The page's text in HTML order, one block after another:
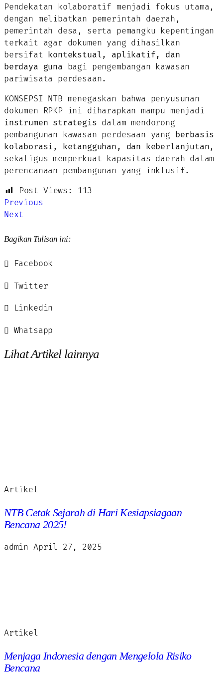
Pendekatan kolaboratif menjadi fokus utama,
dengan melibatkan pemerintah daerah,
pemerintah desa, serta pemangku kepentingan
terkait agar dokumen yang dihasilkan
bersifat kontekstual, aplikatif, dan
berdaya guna bagi pengembangan kawasan
pariwisata perdesaan.
KONSEPSI NTB menegaskan bahwa penyusunan
dokumen RPKP ini diharapkan mampu menjadi
instrumen strategis dalam mendorong
pembangunan kawasan perdesaan yang berbasis
kolaborasi, ketangguhan, dan keberlanjutan ,
sekaligus memperkuat kapasitas daerah dalam
perencanaan pembangunan yang inklusif.
Post Views:
113
Previous
Next
Bagikan Tulisan ini:
Facebook
Twitter
Linkedin
Whatsapp
Lihat Artikel lainnya
Artikel
NTB Cetak Sejarah di Hari Kesiapsiagaan
Bencana 2025!
admin April 27, 2025
Artikel
Menjaga Indonesia dengan Mengelola Risiko
Bencana